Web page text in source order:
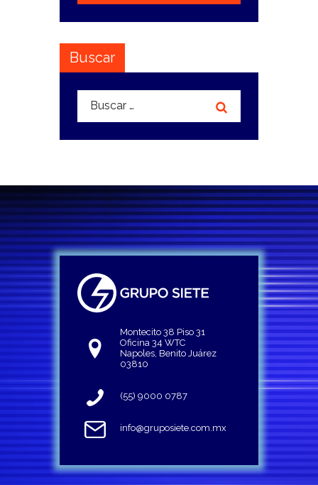
Buscar
Buscar:
Montecito 38 Piso 31
Oficina 34 WTC
Napoles, Benito Juárez
03810
(55) 9000 0787
info@gruposiete.com.mx